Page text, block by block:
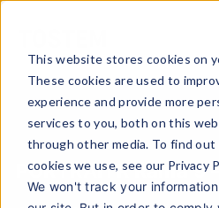
This website stores cookies on
These cookies are used to
experience and provide more
services to you, both on this
through other media. To find
cookies we use, see our Privacy
We won't track your
PORTRAITR Rama